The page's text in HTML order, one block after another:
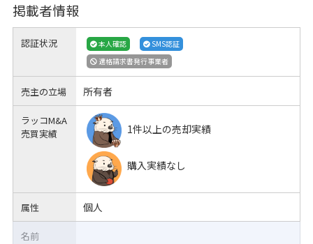
掲載者情報
認証状況 本人確認
SMS認証
適格請求書発行事業者
売主の立場 所有者
ラッコM&A
売買実績
1件以上の売却実績
購入実績なし
属性 個人
名前